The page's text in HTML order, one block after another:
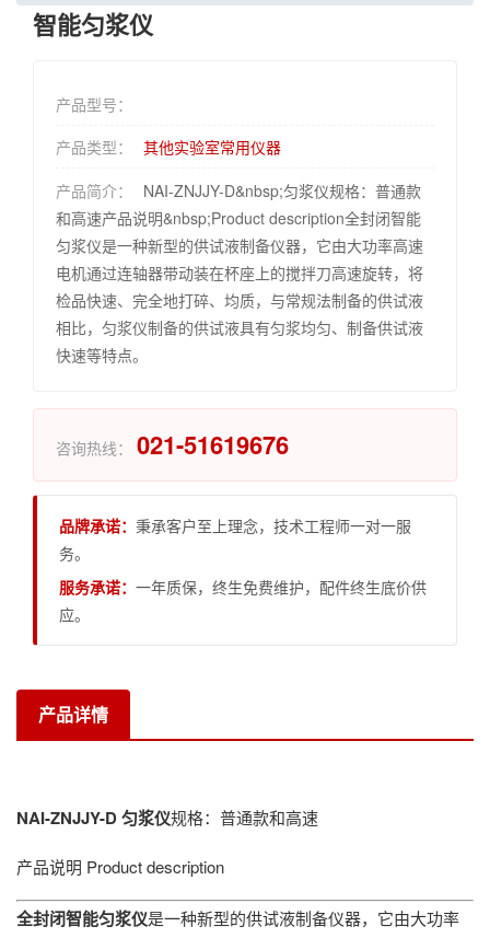
智能匀浆仪
产品型号：
产品类型：
其他实验室常用仪器
产品简介：
NAI-ZNJJY-D&nbsp;匀浆仪规格：普通款
和高速产品说明&nbsp;Product description全封闭智能
匀浆仪是一种新型的供试液制备仪器，它由大功率高速
电机通过连轴器带动装在杯座上的搅拌刀高速旋转，将
检品快速、完全地打碎、均质，与常规法制备的供试液
相比，匀浆仪制备的供试液具有匀浆均匀、制备供试液
快速等特点。
咨询热线： 021-51619676
品牌承诺： 秉承客户至上理念，技术工程师一对一服
务。
服务承诺： 一年质保，终生免费维护，配件终生底价供
应。
产品详情
NAI-ZNJJY-D匀浆仪规格：普通款和高速
产品说明 Product description
全封闭智能匀浆仪是一种新型的供试液制备仪器，它由大功率